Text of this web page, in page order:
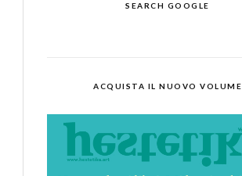
SEARCH GOOGLE
ACQUISTA IL NUOVO VOLUME